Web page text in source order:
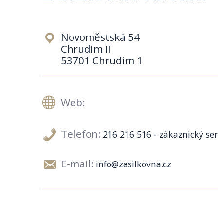
Novoměstská 54
Chrudim II
53701 Chrudim 1
Web:
Telefon: 216 216 516 - zákaznický
E-mail: info@zasilkovna.cz